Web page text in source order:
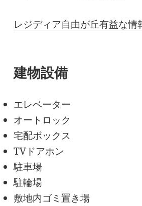
レジディア自由が丘有益な情
建物設備
エレベーター
オートロック
宅配ボックス
TVドアホン
駐車場
駐輪場
敷地内ゴミ置き場